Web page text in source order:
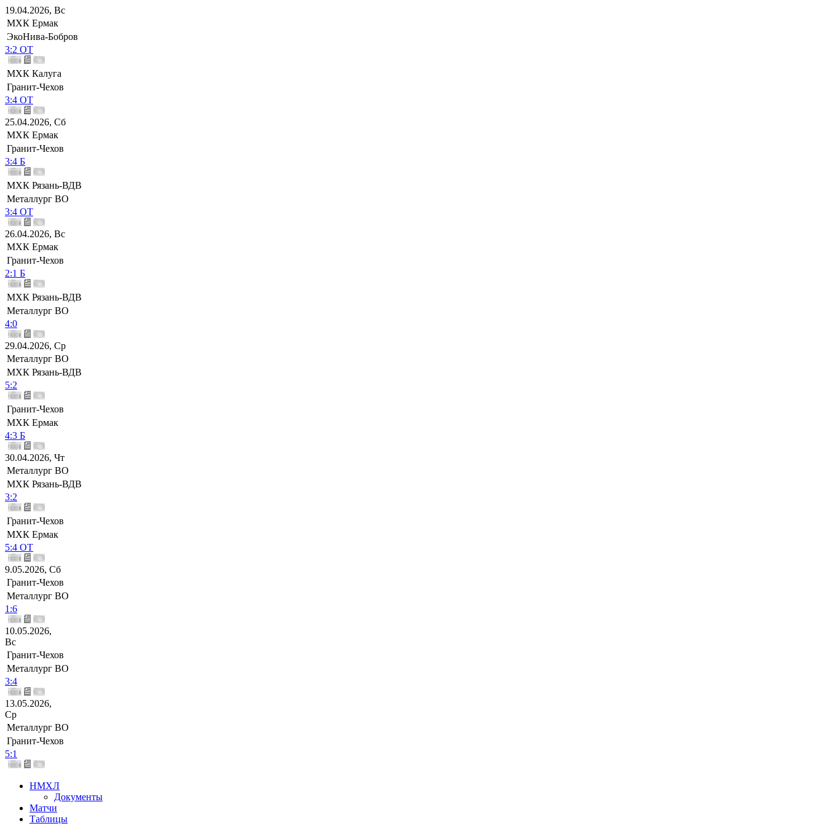
19.04.2026, Вс
МХК Ермак
ЭкоНива-Бобров
3:2 ОТ
МХК Калуга
Гранит-Чехов
3:4 ОТ
25.04.2026, Сб
МХК Ермак
Гранит-Чехов
3:4 Б
МХК Рязань-ВДВ
Металлург ВО
3:4 ОТ
26.04.2026, Вс
МХК Ермак
Гранит-Чехов
2:1 Б
МХК Рязань-ВДВ
Металлург ВО
4:0
29.04.2026, Ср
Металлург ВО
МХК Рязань-ВДВ
5:2
Гранит-Чехов
МХК Ермак
4:3 Б
30.04.2026, Чт
Металлург ВО
МХК Рязань-ВДВ
3:2
Гранит-Чехов
МХК Ермак
5:4 ОТ
9.05.2026, Сб
Гранит-Чехов
Металлург ВО
1:6
10.05.2026,
Вс
Гранит-Чехов
Металлург ВО
3:4
13.05.2026,
Ср
Металлург ВО
Гранит-Чехов
5:1
НМХЛ
Документы
Матчи
Таблицы